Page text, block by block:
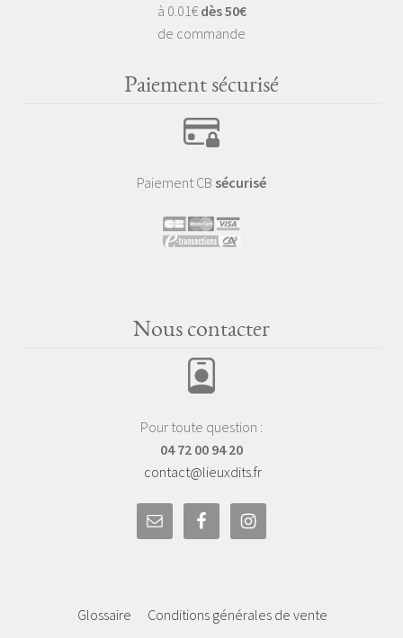
à 0.01€ dès 50€
de commande
Paiement sécurisé
Paiement CB sécurisé
Nous contacter
Pour toute question :
04 72 00 94 20
contact@lieuxdits.fr
Glossaire Conditions générales de vente